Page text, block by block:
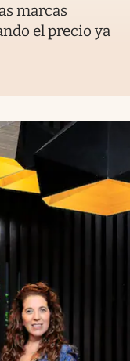
marcas
el precio ya